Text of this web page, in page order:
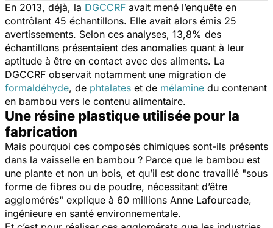
En 2013, déjà, la DGCCRF avait mené l’enquête en
contrôlant 45 échantillons. Elle avait alors émis 25
avertissements. Selon ces analyses, 13,8% des
échantillons présentaient des anomalies quant à leur
aptitude à être en contact avec des aliments. La
DGCCRF observait notamment une migration de
formaldéhyde, de phtalates et de mélamine du contenant
en bambou vers le contenu alimentaire.
Une résine plastique utilisée pour la
fabrication
Mais pourquoi ces composés chimiques sont-ils présents
dans la vaisselle en bambou ? Parce que le bambou est
une plante et non un bois, et qu’il est donc travaillé "sous
forme de fibres ou de poudre, nécessitant d’être
agglomérés" explique à 60 millions Anne Lafourcade,
ingénieure en santé environnementale.